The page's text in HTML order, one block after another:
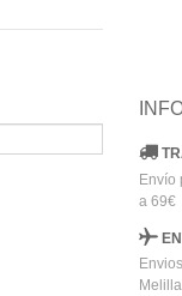
Envío
a 69€